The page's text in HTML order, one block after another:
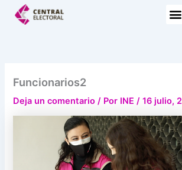
Funcionarios2
Deja un comentario / Por INE/16 julio,